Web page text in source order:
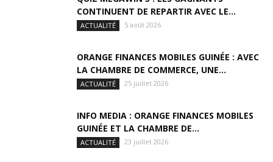
CONTINUENT DE REPARTIR AVEC LE...
ACTUALITÉ 5 août 2026
ORANGE FINANCES MOBILES GUINÉE : AVEC
LA CHAMBRE DE COMMERCE, UNE...
ACTUALITÉ 25 juillet 2026
INFO MEDIA : ORANGE FINANCES MOBILES
GUINÉE ET LA CHAMBRE DE...
ACTUALITÉ 23 juillet 2026